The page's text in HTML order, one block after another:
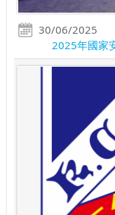
30/06/2025
2025年國家